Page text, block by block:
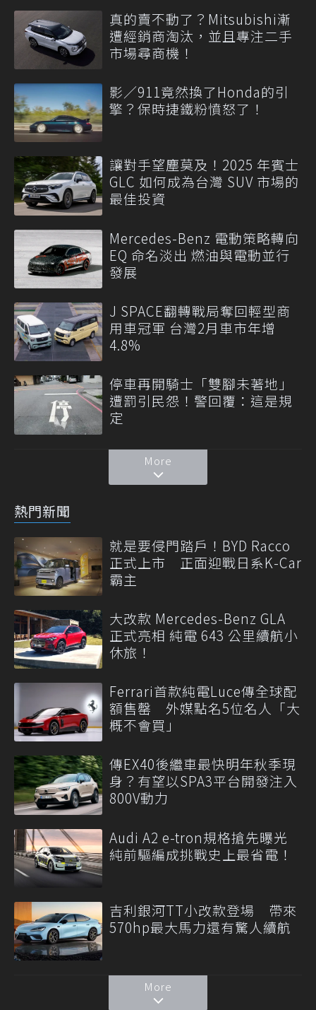
真的賣不動了？Mitsubishi漸
遭經銷商淘汰，並且專注二手
市場尋商機！
影／911竟然換了Honda的引
擎？保時捷鐵粉憤怒了！
讓對手望塵莫及！2025 年賓士
GLC 如何成為台灣 SUV 市場的
最佳投資
Mercedes-Benz 電動策略轉向
EQ 命名淡出 燃油與電動並行
發展
J SPACE翻轉戰局奪回輕型商
用車冠軍 台灣2月車市年增
4.8%
停車再開騎士「雙腳未著地」
遭罰引民怨！警回覆：這是規
定
More
熱門新聞
就是要侵門踏戶！BYD Racco
正式上市 正面迎戰日系K-Car
霸主
大改款 Mercedes-Benz GLA
正式亮相 純電 643 公里續航小
休旅！
Ferrari首款純電Luce傳全球配
額售罄 外媒點名5位名人「大
概不會買」
傳EX40後繼車最快明年秋季現
身？有望以SPA3平台開發注入
800V動力
Audi A2 e-tron規格搶先曝光
純前驅編成挑戰史上最省電！
吉利銀河TT小改款登場 帶來
570hp最大馬力還有驚人續航
More